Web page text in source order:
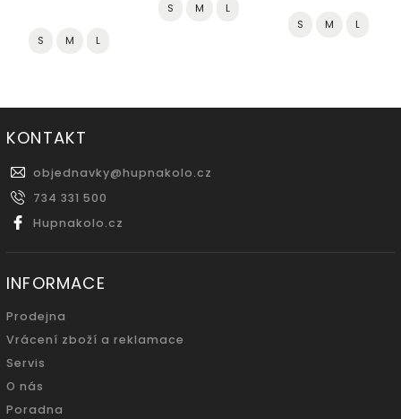
S M L
S M L
S M L
KONTAKT
objednavky@hupnakolo.cz
734 331 500
Hupnakolo.cz
INFORMACE
Prodejna
Vrácení zboží a reklamace
Servis
O nás
Poradna